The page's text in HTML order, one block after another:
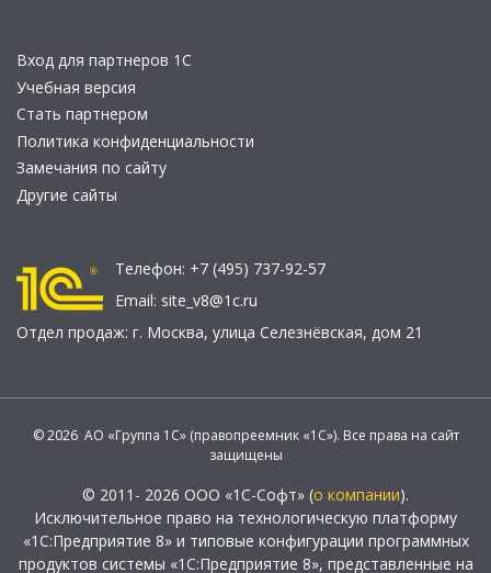
Вход для партнеров 1С
Учебная версия
Стать партнером
Политика конфиденциальности
Замечания по сайту
Другие сайты
Телефон: +7 (495) 737-92-57
Email: site_v8@1c.ru
Отдел продаж: г. Москва, улица Селезнёвская, дом 21
© 2026 АО «Группа 1С» (правопреемник «1С»). Все права на сайт
защищены
© 2011- 2026 ООО «1С-Софт» (о компании).
Исключительное право на технологическую платформу
«1С:Предприятие 8» и типовые конфигурации программных
продуктов системы «1С:Предприятие 8», представленные на